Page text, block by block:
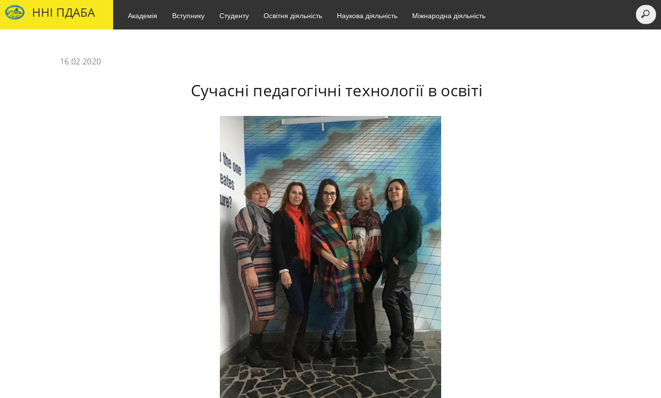
ННІ ПДАБА Академія Вступнику Студенту Освітня діяльність Наукова діяльність Міжнародна діяльність
16.02.2020
Сучасні педагогічні технології в освіті